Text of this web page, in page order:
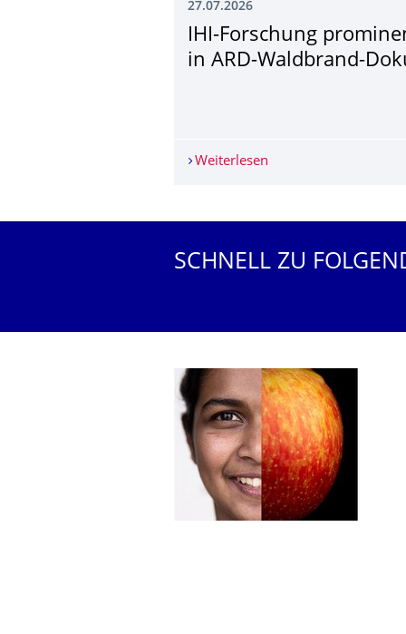
27.07.2026
IHI-Forschung
in ARD-Waldbrand-
Weiterlesen
SCHNELL ZU